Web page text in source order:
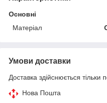
Основні
Матеріал
Умови доставки
Доставка здійснюється тільки
Нова Пошта